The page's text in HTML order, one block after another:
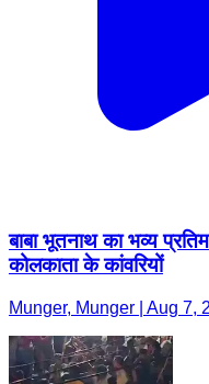
बाबा भूतनाथ का भव्य
कोलकाता के कांवरियों
Munger, Munger | Aug 7,